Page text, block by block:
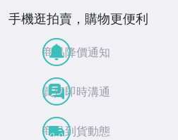
手機逛拍賣，購物更便利
商品降價通知
買賣即時溝通
商品到貨動態